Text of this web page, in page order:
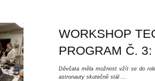
WORKSHOP
PROGRAM Č.
Děvčata měla možnost vžít se do
astronauty skutečně stál ...